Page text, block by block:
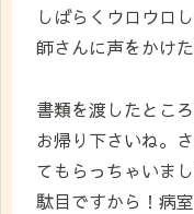
しばらくウロウロ
師さんに声をかけ
書類を渡したとこ
お帰り下さいね。
てもらっちゃいま
駄目ですから！病